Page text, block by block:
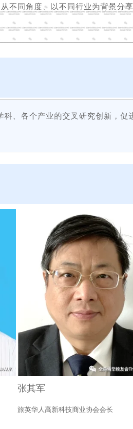
不同角度、以不同行业为背景分享
、各个产业的交叉研究创新，促
张其军
旅英华人高新科技商业协会会长